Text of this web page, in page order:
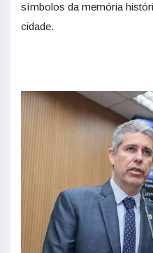
símbolos da memória
cidade.